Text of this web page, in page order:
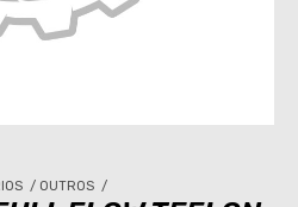
/ OUTROS /